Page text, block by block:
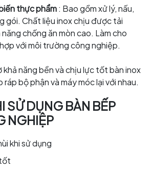
thực phẩm: Bao gồm xử lý, nấu,
gói. Chất liệu inox chịu được tải
chống ăn mòn cao. Làm cho
với môi trường công nghiệp.
khả năng bền và chịu lực tốt bàn inox
bộ phận và máy móc lại với nhau.
SỬ DỤNG BÀN BẾP
NGHIỆP
khi sử dụng